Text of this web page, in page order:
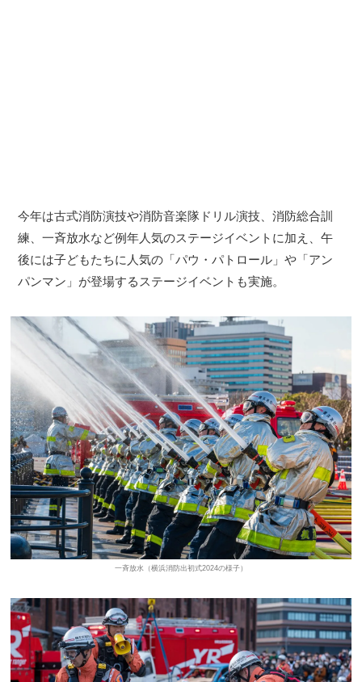
今年は古式消防演技や消防音楽隊ドリル演技、消防総合訓
練、一斉放水など例年人気のステージイベントに加え、午
後には子どもたちに人気の「パウ・パトロール」や「アン
パンマン」が登場するステージイベントも実施。
一斉放水（横浜消防出初式2024の様子）